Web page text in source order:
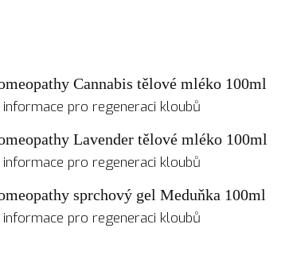
Cannabis tělové mléko 100ml
informace pro regeneraci kloubů
Lavender tělové mléko 100ml
informace pro regeneraci kloubů
sprchový gel Meduňka 100ml
informace pro regeneraci kloubů